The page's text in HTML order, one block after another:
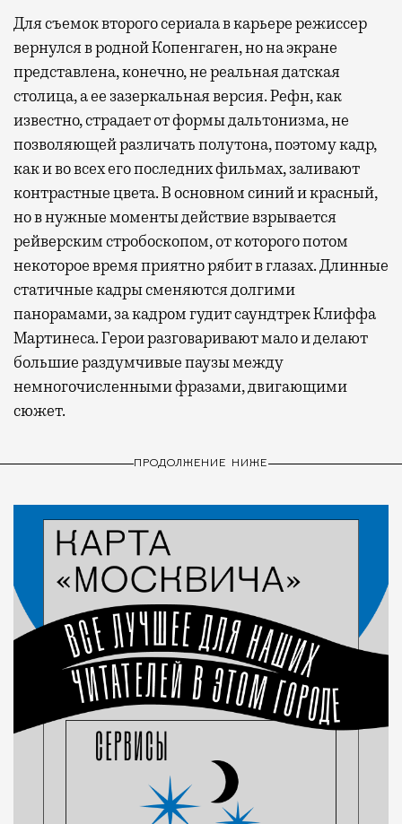
Для съемок второго сериала в карьере режиссер
вернулся в родной Копенгаген, но на экране
представлена, конечно, не реальная датская
столица, а ее зазеркальная версия. Рефн, как
известно, страдает от формы дальтонизма, не
позволяющей различать полутона, поэтому кадр,
как и во всех его последних фильмах, заливают
контрастные цвета. В основном синий и красный,
но в нужные моменты действие взрывается
рейверским стробоскопом, от которого потом
некоторое время приятно рябит в глазах. Длинные
статичные кадры сменяются долгими
панорамами, за кадром гудит саундтрек Клиффа
Мартинеса. Герои разговаривают мало и делают
большие раздумчивые паузы между
немногочисленными фразами, двигающими
сюжет.
ПРОДОЛЖЕНИЕ НИЖЕ